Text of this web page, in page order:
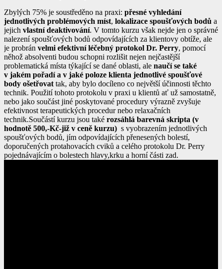
Zbylých 75% je soustředěno na praxi: přesné vyhledání
jednotlivých problémových míst, lokalizace spoušťových bodů a
jejich vlastní deaktivování. V tomto kurzu však nejde jen o správné
nalezení spoušťových bodů odpovídajících za klientovy obtíže, ale
je probrán velmi efektivní léčebný protokol Dr. Perry, pomocí
něhož absolventi budou schopni rozlišit nejen nejčastější
problematická místa týkající se dané oblasti, ale naučí se také
v jakém pořadí a v jaké poloze klienta jednotlivé spoušťové
body ošetřovat tak, aby bylo docíleno co největší účinnosti těchto
technik. Použití tohoto protokolu v praxi u klientů ať už samostatně,
nebo jako součást jiné poskytované procedury výrazně zvyšuje
efektivnost terapeutických procedur nebo relaxačních
technik.Součástí kurzu jsou také rozsáhlá barevná skripta (v
hodnotě 500,-Kč-již v ceně kurzu) s vyobrazením jednotlivých
spoušťových bodů, jím odpovídajících přenesených bolestí,
doporučených protahovacích cviků a celého protokolu Dr. Perry
pojednávajícím o bolestech hlavy,krku a horní části zad.